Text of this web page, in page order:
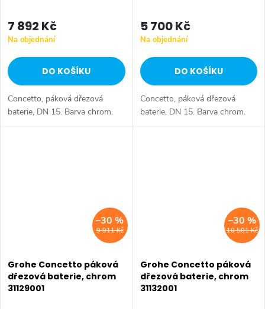
7 892 Kč
Na objednání
DO KOŠÍKU
Concetto, páková dřezová
baterie, DN 15. Barva chrom.
5 700 Kč
Na objednání
DO KOŠÍKU
Concetto, páková dřezová
baterie, DN 15. Barva chrom.
9 911 Kč
–30 %
Grohe Concetto páková
dřezová baterie, chrom
31129001
10 501 Kč
–30 %
Grohe Concetto páková
dřezová baterie, chrom
31132001